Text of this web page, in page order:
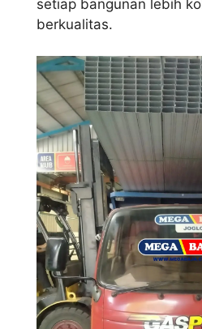
setiap bangunan lebih
berkualitas.